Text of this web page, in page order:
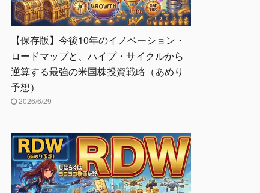
【保存版】今後10年のイノベーション・
ロードマップと、ハイプ・サイクルから
逆算する最強の米国株投資戦略（あめり
予想）
2026/6/29